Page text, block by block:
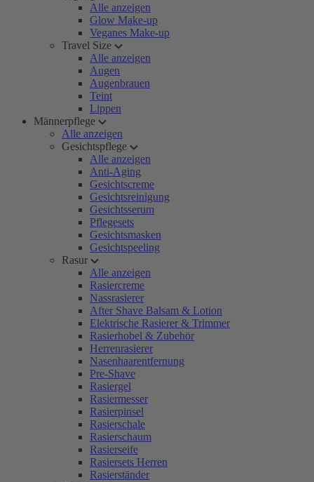
Alle anzeigen
Glow Make-up
Veganes Make-up
Travel Size
Alle anzeigen
Augen
Augenbrauen
Teint
Lippen
Männerpflege
Alle anzeigen
Gesichtspflege
Alle anzeigen
Anti-Aging
Gesichtscreme
Gesichtsreinigung
Gesichtsserum
Pflegesets
Gesichtsmasken
Gesichtspeeling
Rasur
Alle anzeigen
Rasiercreme
Nassrasierer
After Shave Balsam & Lotion
Elektrische Rasierer & Trimmer
Rasierhobel & Zubehör
Herrenrasierer
Nasenhaarentfernung
Pre-Shave
Rasiergel
Rasiermesser
Rasierpinsel
Rasierschale
Rasierschaum
Rasierseife
Rasiersets Herren
Rasierständer